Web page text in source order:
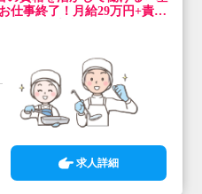
仕事終了！月給29万円+責任
求人詳細